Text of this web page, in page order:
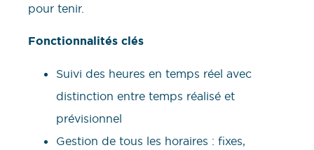
pour tenir.
Fonctionnalités clés
Suivi des heures en temps réel avec
distinction entre temps réalisé et
prévisionnel
Gestion de tous les horaires : fixes,